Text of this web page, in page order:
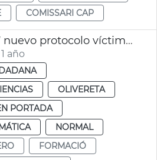
COMISSARI CAP
Formación PLV nuevo protocolo víctimas violencia género
año
OLIVERETA
PORTADA
NORMAL
FORMACIÓ